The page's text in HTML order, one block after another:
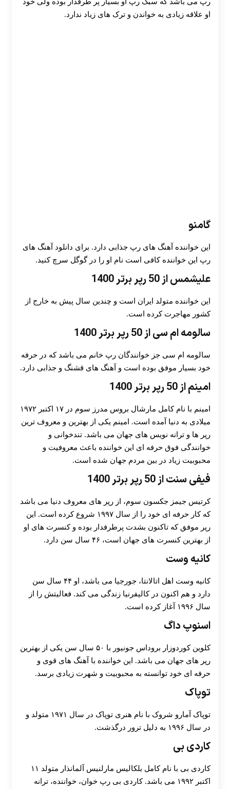
رپ می باشد که سبک رپ او بسیار پر طرفدار بوده ولی خود
او علاقه زیادی به خواندن و ترک های زیاد ندارد.
گامنو
این خواننده آهنگ های رپ جذابی دارد. برای دانلود آهنگ های
رپ این خواننده کافی است نام او را در گوگل سرچ کنید.
علیشمس از 50 رپر برتر 1400
این خواننده متولد ایران است و چندین سال پیش به خارج از
کشور مهاجرت کرده است.
سالومه ام سی از 50 رپر برتر 1400
سالومه ام سی جز خوانندگان رپ خانم می باشد که در حرفه
خود بسیار موفق بوده است و آهنگ های قشنگ و جذابی دارد.
امینم از 50 رپر برتر 1400
امینم با نام کامل مارشال بروس مدرز سوم در ۱۷ اکتبر ۱۹۷۲
میلادی به دنیا آمده است. امینم یکی از بهترین و معروف ترین
رپر ها و ترانه نویس های جهان می باشد. تندخوانی و
خوانندگی فوق حرفه ای این خواننده باعث معروفیت و
محبوبیت زیاد در بین مردم جهان شده است.
فیفی سنت از 50 رپر برتر 1400
کرتیس جیمز جکسون سوم، از رپر های معروف دنیا می باشد
که کار حرفه ای خود را از سال ۱۹۹۷ شروع کرده است. این
رپر موفق که تاکنون بشدت پرطرفدار بوده و کنسرت های او
از بهترین کنسرت های جهان است، ۴۶ سال سن دارد.
کانیه وست
کانیه وست اهل اتالانتا، جورجیا می باشد، او ۴۴ سال سن
دارد و هم اکنون در کالیفرنیا زندگی می کند. فعالیتش را از
سال ۱۹۹۶ آغاز کرده است.
اسنوپ داگ
کلوین کوردوزار بروداس جونیور با ۵۰ سال سن یکی از بهترین
رپر های جهان می باشد. این خواننده با آهنگ های قوی و
حرفه ای خود توانسته به محبوبیت و شهرت زیادی برسد.
توپاک
توپاک آمارو شروک با نام هنری توپاک در سال ۱۹۷۱ متولد و
در سال ۱۹۹۶ به دلیل ترور درگذشت.
کاردی بی
کاردی بی با نام کامل بلکالیس مارلنیس آلمانذار متولد ۱۱
اکتبر ۱۹۹۲ می باشد. کاردی بی رپ خوان، خواننده، ترانه